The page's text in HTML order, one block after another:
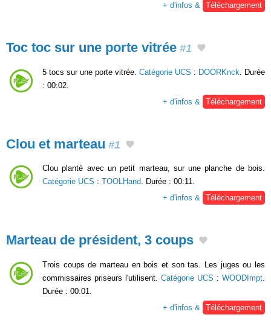
+ d'infos & Téléchargement
Toc toc sur une porte vitrée #1
5 tocs sur une porte vitrée. Catégorie UCS : DOORKnck . Durée
: 00:02.
+ d'infos &
Téléchargement
Clou et marteau #1
Clou planté avec un petit marteau, sur une planche de bois.
Catégorie UCS : TOOLHand. Durée : 00:11.
+ d'infos & Téléchargement
Marteau de président, 3 coups
Trois coups de marteau en bois et son tas. Les juges ou les
commissaires priseurs l'utilisent. Catégorie UCS : WOODImpt.
Durée : 00:01.
+ d'infos & Téléchargement